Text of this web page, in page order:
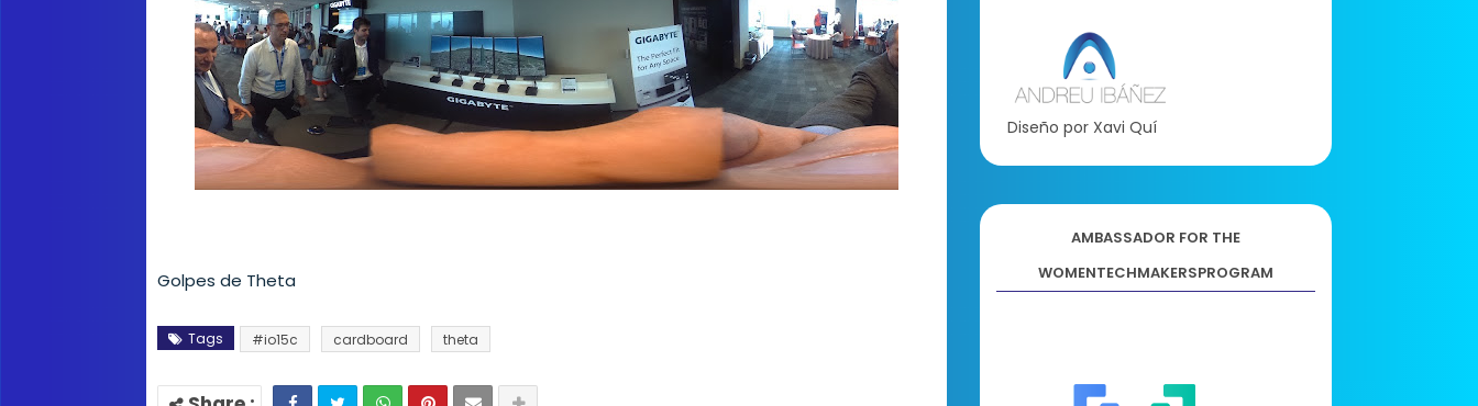
Golpes de Theta
Tags #io15c cardboard theta
Diseño por Xavi Quí
AMBASSADOR FOR THE
WOMENTECHMAKERSPROGRAM